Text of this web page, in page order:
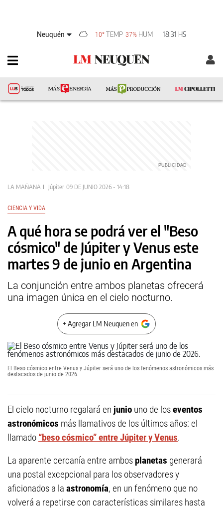
Neuquén 10° TEMP 37% HUM 18:31 HS
LA MAÑANA Júpiter 09 DE JUNIO 2026 - 14:18
CIENCIA Y VIDA
A qué hora se podrá ver el "Beso
cósmico" de Júpiter y Venus este
martes 9 de junio en Argentina
La conjunción entre ambos planetas ofrecerá
una imagen única en el cielo nocturno.
+ Agregar LM Neuquen en
El Beso cósmico entre Venus y Júpiter será uno de los fenómenos astronómicos más
destacados de junio de 2026.
El cielo nocturno regalará en junio uno de loseventos
astronómicos más llamativos de los últimos años: el
llamado “beso cósmico” entre Júpiter y Venus.
La aparente cercanía entre ambos planetas generará
una postal excepcional para los observadores y
aficionados a la astronomía, en un fenómeno que no
volverá a repetirse con características similares hasta